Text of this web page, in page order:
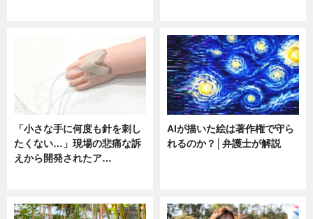
「小さな手に何度も針を刺し
たくない…」現場の悲痛な訴
えから開発されたア…
AIが描いた絵は著作権で守ら
れるのか？│弁護士が解説